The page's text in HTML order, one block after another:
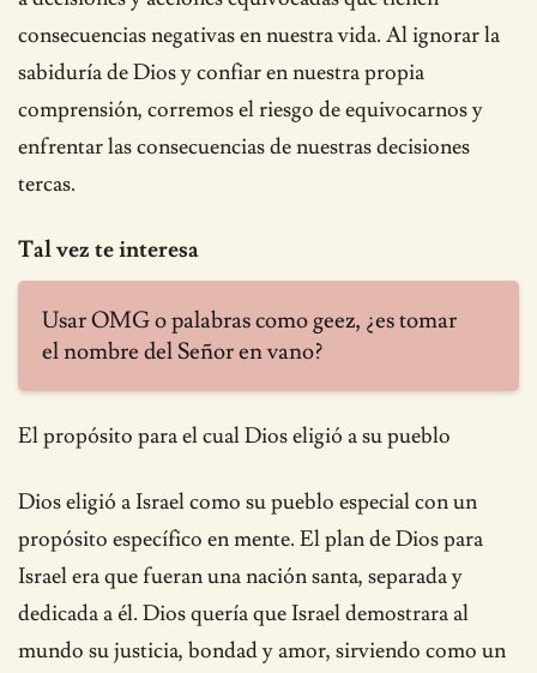
consecuencias negativas en nuestra vida. Al ignorar la
sabiduría de Dios y confiar en nuestra propia
comprensión, corremos el riesgo de equivocarnos y
enfrentar las consecuencias de nuestras decisiones
tercas.
Tal vez te interesa
Usar OMG o palabras como geez, ¿es tomar
el nombre del Señor en vano?
El propósito para el cual Dios eligió a su pueblo
Dios eligió a Israel como su pueblo especial con un
propósito específico en mente. El plan de Dios para
Israel era que fueran una nación santa, separada y
dedicada a él. Dios quería que Israel demostrara al
mundo su justicia, bondad y amor, sirviendo como un